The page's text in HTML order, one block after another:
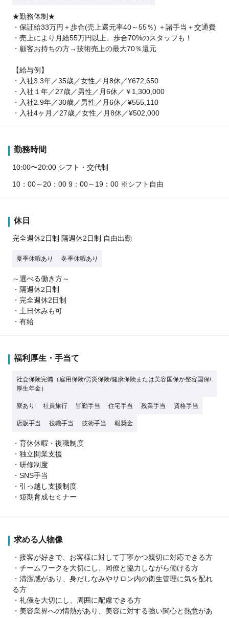
★勤務体制★
・保証給33万円＋歩合(売上還元率40～55％) ＋諸手当＋交通費
・売上により月給55万円以上、歩合70%のスタッフも！
・顧客お持ちの方→技術売上の最大70％還元
【給与例】
・入社3.3年／35歳／女性／月8休／¥672,650
・入社１年／27歳／男性／月6休／￥1,300,000
・入社2.9年／30歳／男性／月6休／¥555,110
・入社4ヶ月／27歳／女性／月8休／¥502,000
勤務時間
10:00〜20:00 シフト・交代制
10：00～20：00 9：00～19：00 ※シフト自由
休日
完全週休2日制 隔週休2日制 自由出勤
夏季休暇あり 冬季休暇あり
～選べる働き方～
・隔週休2日制
・完全週休2日制
・土日休みも可
・有給
福利厚生・手当て
社会保険完備（雇用保険/労災保険/健康保険または美容国保か整容国保/
厚生年金）
寮あり 社員旅行 皆勤手当 住宅手当 残業手当 資格手当
店販手当 役職手当 技術手当 報奨金
・育休休暇・復職制度
・独立開業支援
・研修制度
・SNS手当
・引っ越し支援制度
・短期育成セミナー
求める人物像
・接客が好きで、お客様に対して丁寧かつ親切に対応できる方
・チームワークを大切にし、同僚と協力しながら働ける方
・清潔感があり、身だしなみやサロン内の衛生管理に気を配れ
る方
・礼儀を大切にし、周囲に配慮できる方
・美容業界への情熱があり、美容に対する強い関心と熱意があ